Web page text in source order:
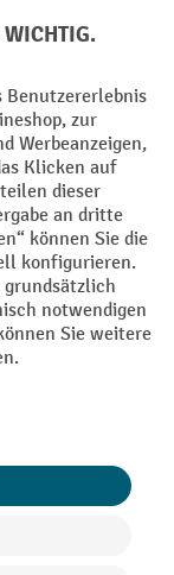
Privacy Settings
gilt nicht auf
wird einmalig bei
Gutschein ist 10
250,- € online
nach